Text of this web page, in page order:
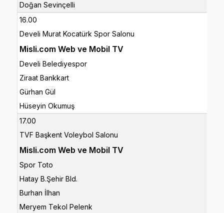
Doğan Sevinçelli
16.00
Develi Murat Kocatürk Spor Salonu
Misli.com Web ve Mobil TV
Develi Belediyespor
Ziraat Bankkart
Gürhan Gül
Hüseyin Okumuş
17.00
TVF Başkent Voleybol Salonu
Misli.com Web ve Mobil TV
Spor Toto
Hatay B.Şehir Bld.
Burhan İlhan
Meryem Tekol Pelenk